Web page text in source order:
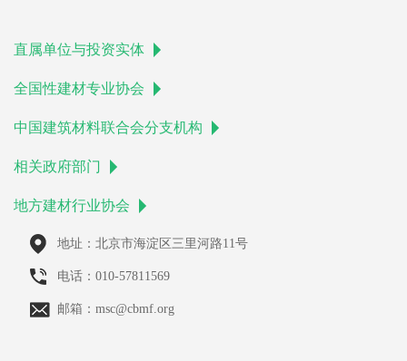
直属单位与投资实体
全国性建材专业协会
中国建筑材料联合会分支机构
相关政府部门
地方建材行业协会
地址：北京市海淀区三里河路11号
电话：010-57811569
邮箱：msc@cbmf.org